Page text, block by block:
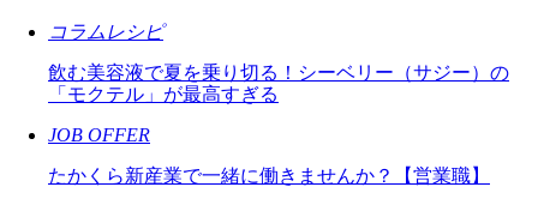
コラムレシピ
飲む美容液で夏を乗り切る！シーベリー（サジー）の
「モクテル」が最高すぎる
JOB OFFER
たかくら新産業で一緒に働きませんか？【営業職】